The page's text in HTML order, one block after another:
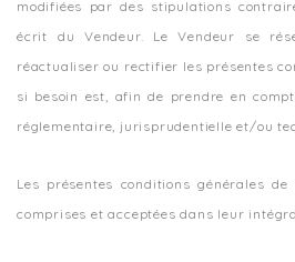
modifiées par des stipulations
écrit du Vendeur. Le Vendeur se
réactualiser ou rectifier les présentes
si besoin est, afin de prendre en
réglementaire, jurisprudentielle et/ou
Les présentes conditions générales
comprises et acceptées dans leur